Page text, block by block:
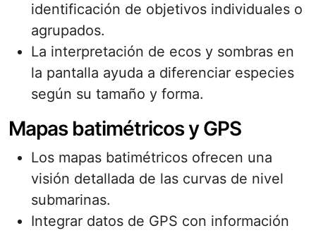
identificación de objetivos individuales o
agrupados.
La interpretación de ecos y sombras en
la pantalla ayuda a diferenciar especies
según su tamaño y forma.
Mapas batimétricos y GPS
Los mapas batimétricos ofrecen una
visión detallada de las curvas de nivel
submarinas.
Integrar datos de GPS con información